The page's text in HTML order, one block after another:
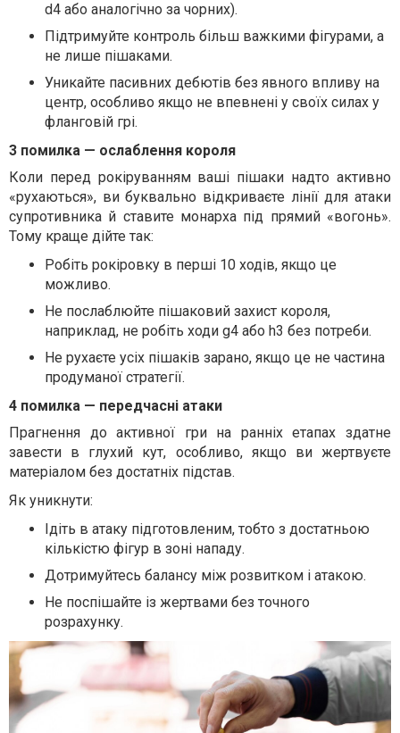
d4 або аналогічно за чорних).
Підтримуйте контроль більш важкими фігурами, а
не лише пішаками.
Уникайте пасивних дебютів без явного впливу на
центр, особливо якщо не впевнені у своїх силах у
фланговій грі.
3 помилка — ослаблення короля
Коли перед рокіруванням ваші пішаки надто активно
«рухаються», ви буквально відкриваєте лінії для атаки
супротивника й ставите монарха під прямий «вогонь».
Тому краще дійте так:
Робіть рокіровку в перші 10 ходів, якщо це
можливо.
Не послаблюйте пішаковий захист короля,
наприклад, не робіть ходи g4 або h3 без потреби.
Не рухаєте усіх пішаків зарано, якщо це не частина
продуманої стратегії.
4 помилка — передчасні атаки
Прагнення до активної гри на ранніх етапах здатне
завести в глухий кут, особливо, якщо ви жертвуєте
матеріалом без достатніх підстав.
Як уникнути:
Ідіть в атаку підготовленим, тобто з достатньою
кількістю фігур в зоні нападу.
Дотримуйтесь балансу між розвитком і атакою.
Не поспішайте із жертвами без точного
розрахунку.